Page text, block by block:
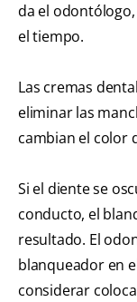
da el
el tiempo.
Las cremas
eliminar las
cambian el color
Si el diente se
conducto, el
resultado. El
blanqueador en
considerar